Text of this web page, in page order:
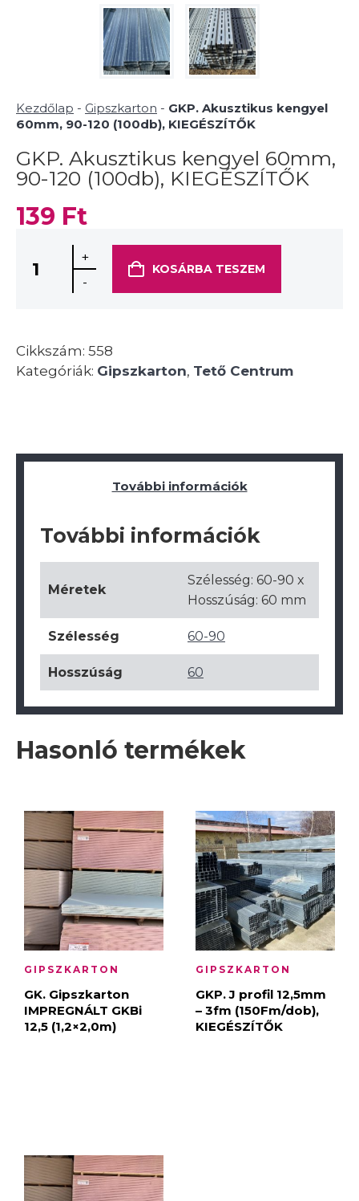
Kezdőlap - Gipszkarton - GKP. Akusztikus kengyel
60mm, 90-120 (100db), KIEGÉSZÍTŐK
GKP. Akusztikus kengyel 60mm,
90-120 (100db), KIEGÉSZÍTŐK
139 Ft
+
-
KOSÁRBA TESZEM
Cikkszám: 558
Kategóriák: Gipszkarton, Tető Centrum
További információk
További információk
Méretek
Szélesség: 60-90 x
Hosszúság: 60 mm
Szélesség 60-90
Hosszúság 60
Hasonló termékek
GIPSZKARTON
GK. Gipszkarton
IMPREGNÁLT GKBi
12,5 (1,2×2,0m)
GIPSZKARTON
GKP. J profil 12,5mm
– 3fm (150Fm/dob),
KIEGÉSZÍTŐK